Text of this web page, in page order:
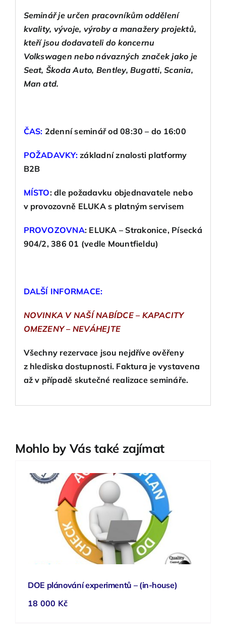
Seminář je určen pracovníkům oddělení
kvality, vývoje, výroby a manažery projektů,
kteří jsou dodavateli do koncernu
Volkswagen nebo návazných značek jako je
Seat, Škoda Auto, Bentley, Bugatti, Scania,
Man atd.
ČAS: 2denní seminář od 08:30 – do 16:00
POŽADAVKY:základní znalosti platformy
B2B
MÍSTO:dle požadavku objednavatele nebo
v provozovně ELUKA s platným servisem
PROVOZOVNA: ELUKA – Strakonice, Písecká
904/2, 386 01 (vedle Mountfieldu)
DALŠÍ INFORMACE:
NOVINKA V NAŠÍ NABÍDCE – KAPACITY
OMEZENY – NEVÁHEJTE
Všechny rezervace jsou nejdříve ověřeny
z hlediska dostupnosti. Faktura je vystavena
až v případě skutečné realizace semináře.
Mohlo by Vás také zajímat
DOE plánování experimentů – (in-house)
18 000 Kč